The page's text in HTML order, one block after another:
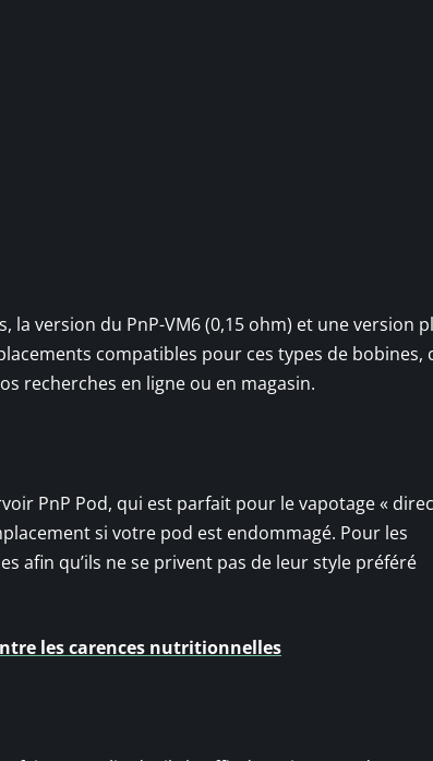
la version du PnP-VM6 (0,15 ohm) et une version
compatibles pour ces types de bobines,
recherches en ligne ou en magasin.
PnP Pod, qui est parfait pour le vapotage «
si votre pod est endommagé. Pour les
afin qu’ils ne se privent pas de leur style préféré
les carences nutritionnelles